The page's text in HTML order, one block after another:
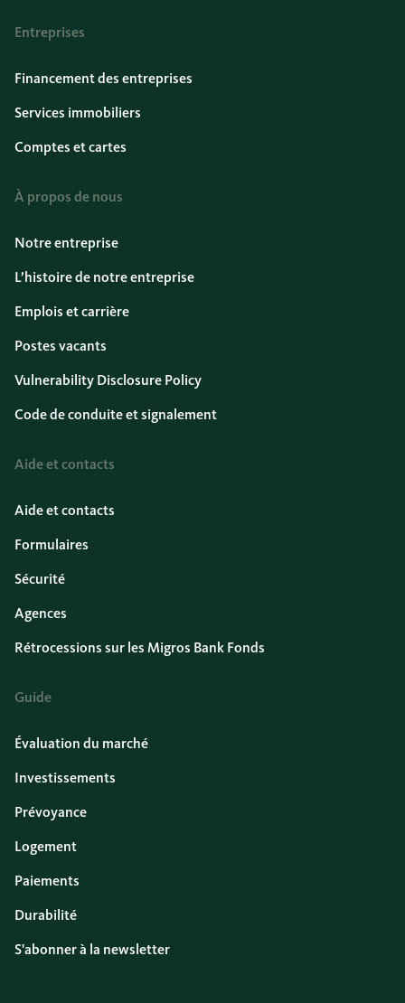
Entreprises
Financement des entreprises
Services immobiliers
Comptes et cartes
À propos de nous
Notre entreprise
L’histoire de notre entreprise
Emplois et carrière
Postes vacants
Vulnerability Disclosure Policy
Code de conduite et signalement
Aide et contacts
Aide et contacts
Formulaires
Sécurité
Agences
Rétrocessions sur les Migros Bank Fonds
Guide
Évaluation du marché
Investissements
Prévoyance
Logement
Paiements
Durabilité
S'abonner à la newsletter